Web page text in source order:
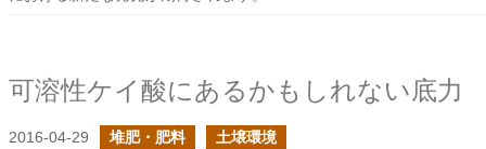
可溶性ケイ酸にあるかもしれない底力
2016-04-29 堆肥・肥料 土壌環境